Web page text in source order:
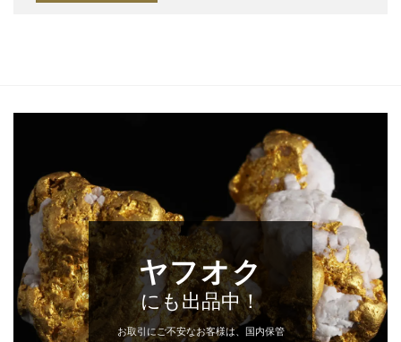
ヤフオク
にも出品中！
お取引にご不安なお客様は、国内保管